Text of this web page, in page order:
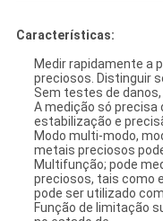
Características:
Medir rapidamente a
preciosos. Distinguir
Sem testes de
A medição só precisa
estabilização e
Modo multi-modo,
metais preciosos
Multifunção; pode
preciosos, tais como
pode ser utilizado
Função de limitação